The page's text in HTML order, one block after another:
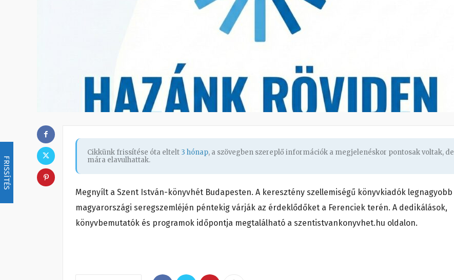
FRISSÍTÉS
Cikkünk frissítése óta eltelt 3 hónap, a szövegben szereplő információk a megjelenéskor pontosak voltak, de
mára elavulhattak.
Megnyílt a Szent István-könyvhét Budapesten. A keresztény szellemiségű könyvkiadók legnagyobb
magyarországi seregszemléjén péntekig várják az érdeklődőket a Ferenciek terén. A dedikálások,
könyvbemutatók és programok időpontja megtalálható a szentistvankonyvhet.hu oldalon.